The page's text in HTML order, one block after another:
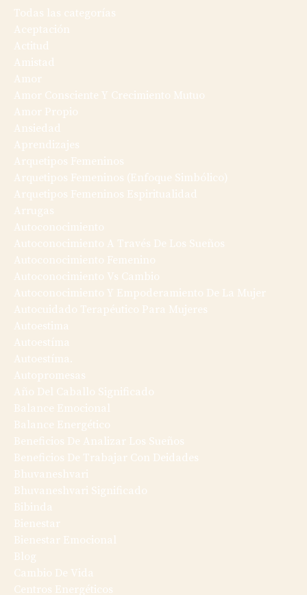
Todas las categorías
Aceptación
Actitud
Amistad
Amor
Amor Consciente Y Crecimiento Mutuo
Amor Propio
Ansiedad
Aprendizajes
Arquetipos Femeninos
Arquetipos Femeninos (enfoque Simbólico)
Arquetipos Femeninos Espiritualidad
Arrugas
Autoconocimiento
Autoconocimiento A Través De Los Sueños
Autoconocimiento Femenino
Autoconocimiento Vs Cambio
Autoconocimiento Y Empoderamiento De La Mujer
Autocuidado Terapéutico Para Mujeres
Autoestima
Autoestíma
Autoestíma.
Autopromesas
Año Del Caballo Significado
Balance Emocional
Balance Energético
Beneficios De Analizar Los Sueños
Beneficios De Trabajar Con Deidades
Bhuvaneshvari
Bhuvaneshvari Significado
Bibinda
Bienestar
Bienestar Emocional
Blog
Cambio De Vida
Centros Energéticos